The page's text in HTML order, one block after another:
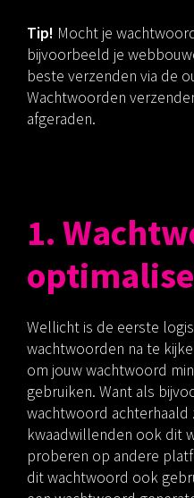
Tip! Mocht je
bijvoorbeeld je
beste verzenden via de
Wachtwoorden
afgeraden.
1.
Wellicht is de eerste
wachtwoorden na te
om jouw wachtwoord
gebruiken. Want als
wachtwoord
kwaadwillenden ook dit
proberen op andere
dit wachtwoord ook